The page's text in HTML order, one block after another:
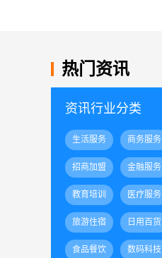
热门资讯
资讯行业分类
生活服务 商务服务
招商加盟 金融服务
教育培训 医疗服务
旅游住宿 日用百货
食品餐饮 数码科技